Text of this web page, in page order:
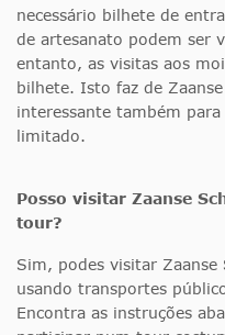
necessário bilhete de
de artesanato podem ser
entanto, as visitas aos
bilhete. Isto faz de
interessante também
limitado.
Posso visitar Zaanse
tour?
Sim, podes visitar
usando transportes
Encontra as instruções